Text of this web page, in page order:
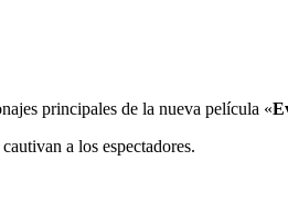
principales de la nueva película «
a los espectadores.